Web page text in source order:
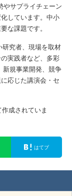
はてブ
やサプライチェーン
しています。中小
な課題です。
究者、現場を取材
実践者など、多彩
新規事業開発、競争
応じた講演会・セ
成されていま